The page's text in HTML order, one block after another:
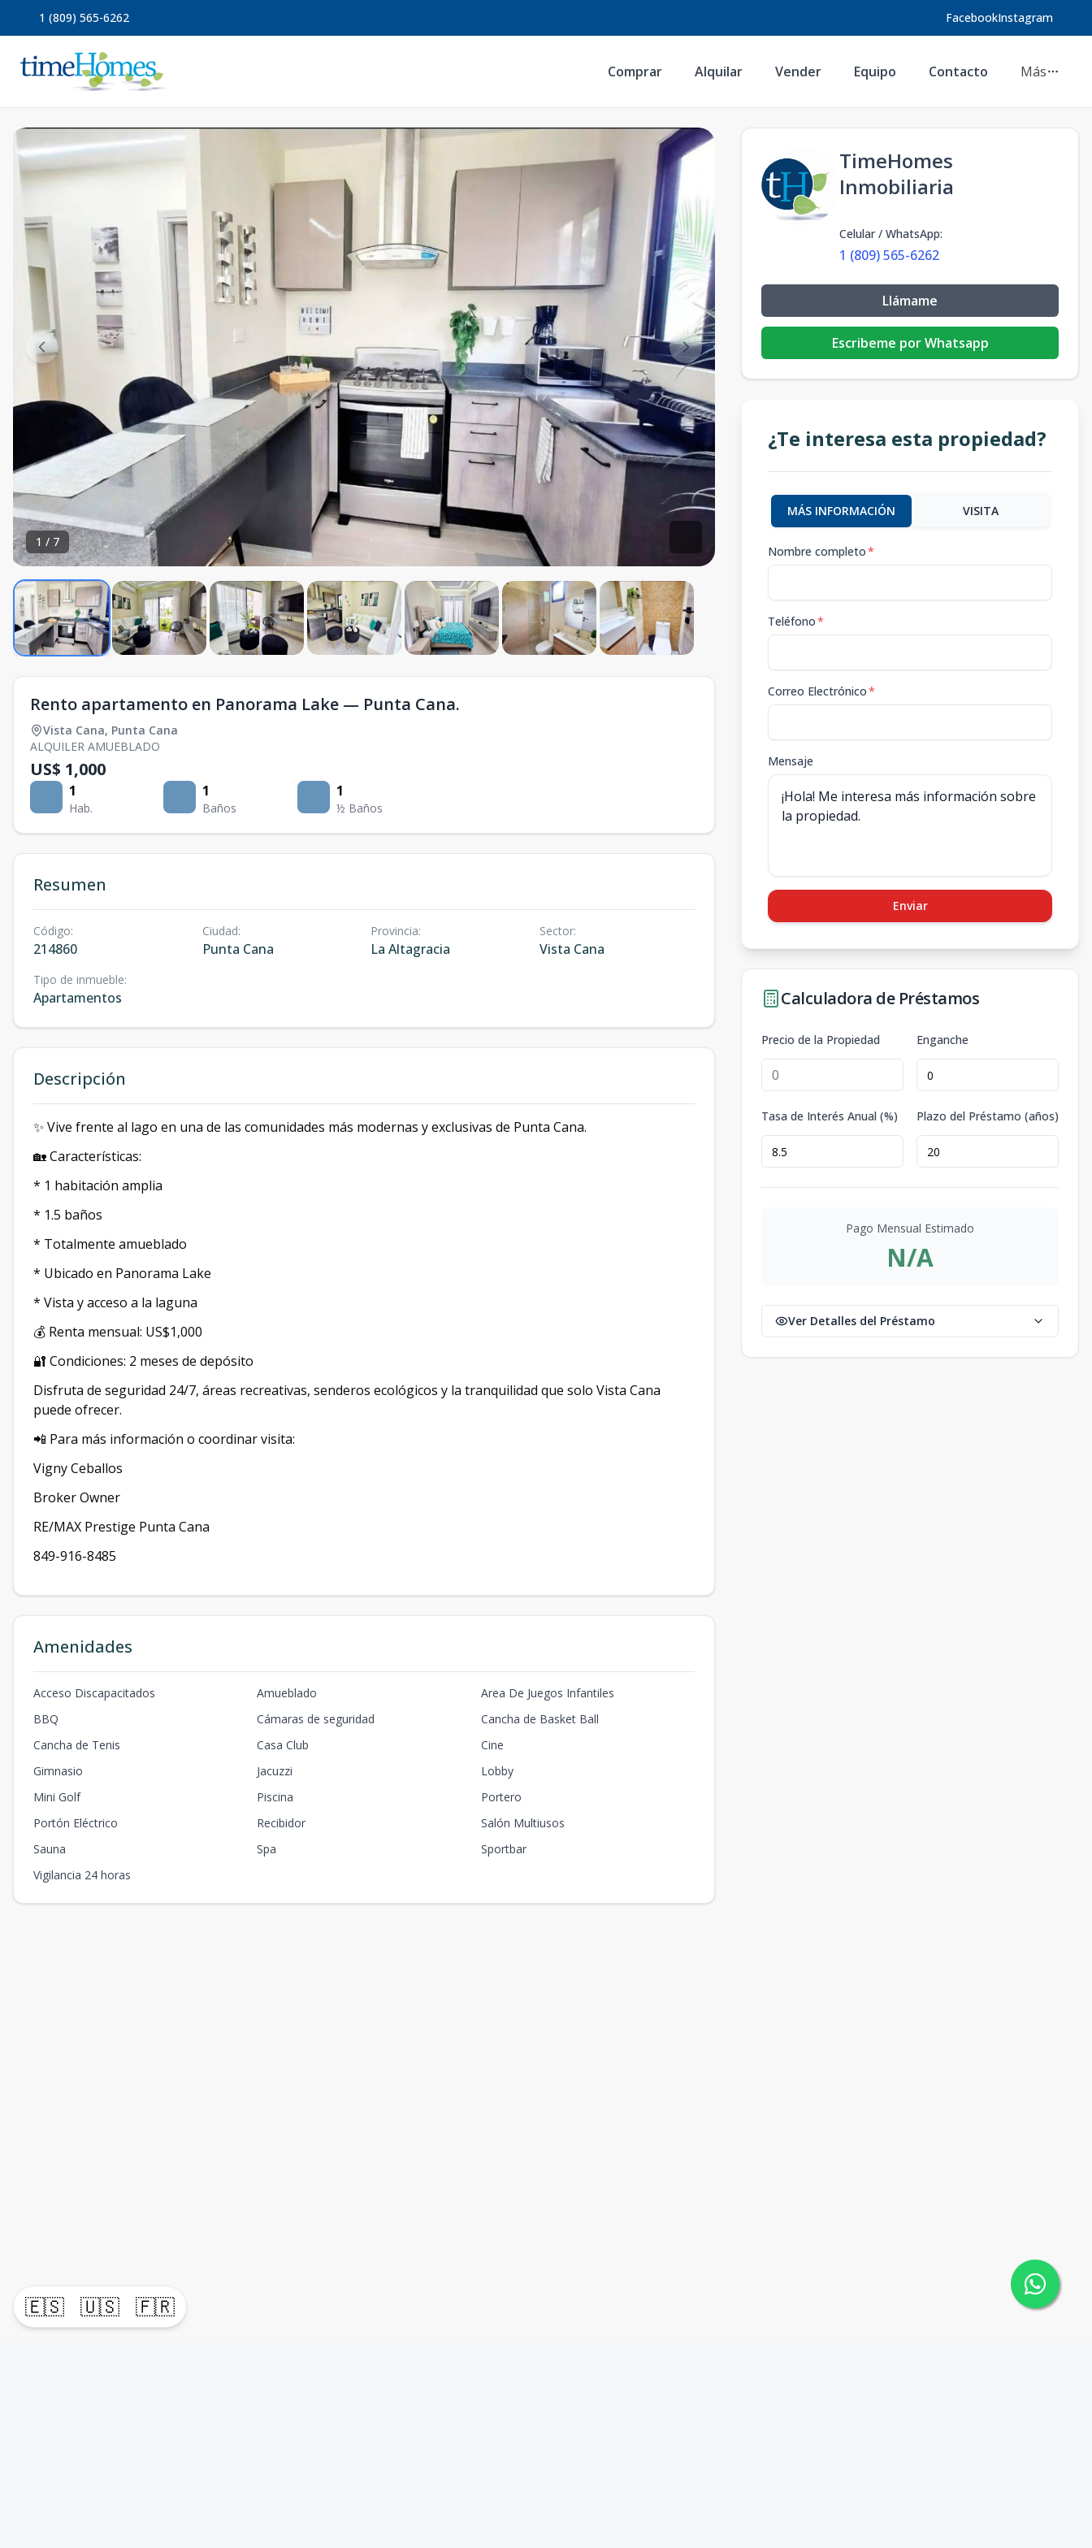
🇪🇸 🇺🇸 🇫🇷
1 (809) 565-6262 FacebookInstagram
Comprar Alquilar Vender Equipo Contacto Más
1 / 7
Rento apartamento en Panorama Lake — Punta Cana.
Vista Cana, Punta Cana
ALQUILER AMUEBLADO
US$ 1,000
1
Hab.
1
Baños
1
½ Baños
Resumen
Código:
214860
Ciudad:
Punta Cana
Provincia:
La Altagracia
Sector:
Vista Cana
Tipo de inmueble:
Apartamentos
Descripción
✨ Vive frente al lago en una de las comunidades más modernas y exclusivas de Punta Cana.
🏡 Características:
* 1 habitación amplia
* 1.5 baños
* Totalmente amueblado
* Ubicado en Panorama Lake
* Vista y acceso a la laguna
💰 Renta mensual: US$1,000
🔐 Condiciones: 2 meses de depósito
Disfruta de seguridad 24/7, áreas recreativas, senderos ecológicos y la tranquilidad que solo Vista Cana
puede ofrecer.
📲 Para más información o coordinar visita:
Vigny Ceballos
Broker Owner
RE/MAX Prestige Punta Cana
849-916-8485
Amenidades
Acceso Discapacitados Amueblado
Area De Juegos Infantiles
BBQ
Cámaras de seguridad
Cancha de Basket Ball
Cancha de Tenis
Casa Club
Cine
Gimnasio
Jacuzzi
Lobby
Mini Golf
Piscina
Portero
Portón Eléctrico
Recibidor
Salón Multiusos
Sauna
Spa
Sportbar
Vigilancia 24 horas
TimeHomes
Inmobiliaria
Celular / WhatsApp:
1 (809) 565-6262
Llámame
Escribeme por Whatsapp
¿Te interesa esta propiedad?
MÁS INFORMACIÓN VISITA
Nombre completo*
Teléfono*
Correo Electrónico*
Mensaje
Enviar
Calculadora de Préstamos
Precio de la Propiedad Enganche
Tasa de Interés Anual (%) Plazo del Préstamo (años)
Pago Mensual Estimado
N/A
Ver Detalles del Préstamo